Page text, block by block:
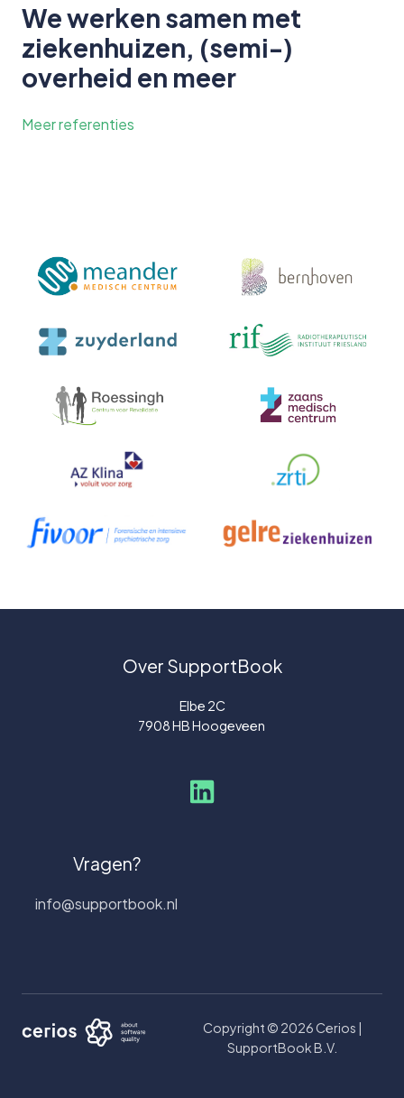
We werken samen met
ziekenhuizen, (semi-)
overheid en meer
Meer referenties
Over SupportBook
Elbe 2C
7908 HB Hoogeveen
Vragen?
info@supportbook.nl
Copyright © 2026 Cerios |
SupportBook B.V.